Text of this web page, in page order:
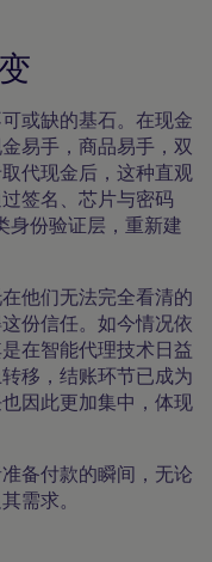
或缺的基石。在现金
易手，商品易手，双
代现金后，这种直观
签名、芯片与密码
身份验证层，重新建
他们无法完全看清的
份信任。如今情况依
在智能代理技术日益
移，结账环节已成为
因此更加集中，体现
备付款的瞬间，无论
需求。